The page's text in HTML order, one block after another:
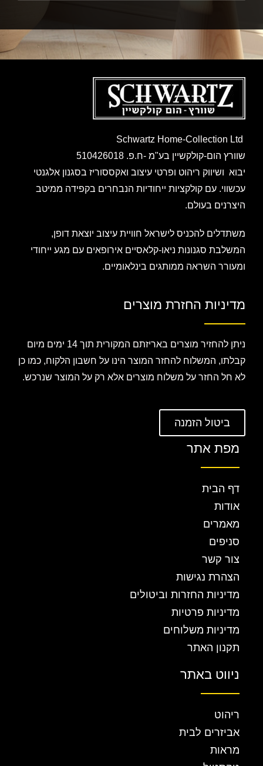
שוורץ הום-קולקשיין בע"מ -ח.פ. 510426018
יבוא ושיווק ריהוט ופרטי עיצוב ואקססוריז בסגנון אלגנטי
עכשווי. עם קולקציות ייחודיות הנבחרים בקפידה ממיטב
היצרנים בעולם.
משתדלים להכניס לישראל חוויית עיצוב יוצאת דופן,
המשלבת סגנונות ניאו-קלאסיים אירופאים עם מגע ייחודי
ומעורר השראה ממותגים בינלאומיים.
מדיניות החזרת מוצרים
ניתן להחזיר מוצרים באריזתם המקורית תוך 14 ימים מיום
קבלתו, המשלוח להחזר המוצר הינו על חשבון הלקוח, כמו כן
לא חל החזר על משלוח מוצרים אלא רק על המוצר שנרכש.
ביטול הזמנה
מפת אתר
דף הבית
אודות
מאמרים
סניפים
צור קשר
הצהרת נגישות
מדיניות החזרות וביטולים
מדיניות פרטיות
מדיניות משלוחים
תקנון האתר
ניווט באתר
ריהוט
אביזרים לבית
מראות